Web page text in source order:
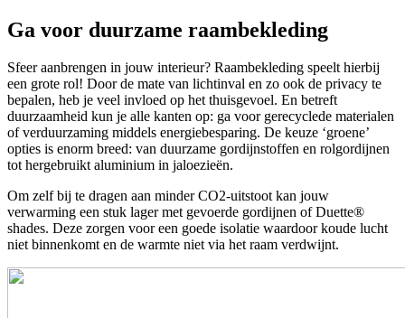
Ga voor duurzame raambekleding
Sfeer aanbrengen in jouw interieur? Raambekleding speelt hierbij
een grote rol! Door de mate van lichtinval en zo ook de privacy te
bepalen, heb je veel invloed op het thuisgevoel. En betreft
duurzaamheid kun je alle kanten op: ga voor gerecyclede materialen
of verduurzaming middels energiebesparing. De keuze ‘groene’
opties is enorm breed: van duurzame gordijnstoffen en rolgordijnen
tot hergebruikt aluminium in jaloezieën.
Om zelf bij te dragen aan minder CO2-uitstoot kan jouw
verwarming een stuk lager met gevoerde gordijnen of Duette®
shades. Deze zorgen voor een goede isolatie waardoor koude lucht
niet binnenkomt en de warmte niet via het raam verdwijnt.